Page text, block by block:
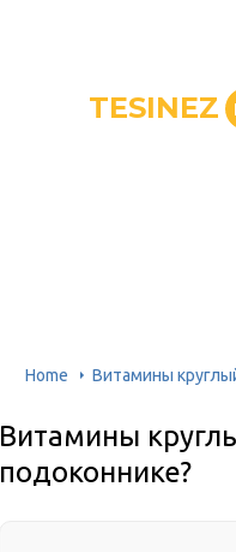
TESINEZ
Home Витамины
Витамины
подоконнике?